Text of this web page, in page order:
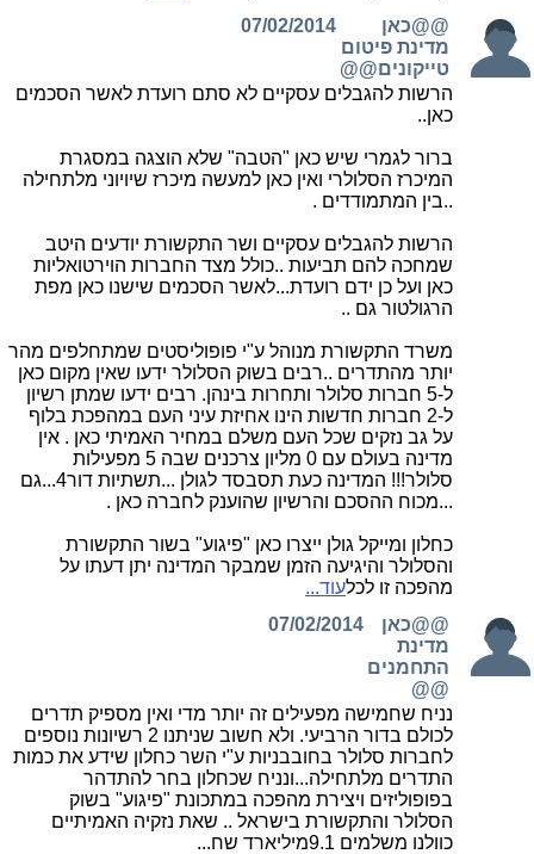
@@כאן
מדינת פיטום
טייקונים@@
07/02/2014
הרשות להגבלים עסקיים לא סתם רועדת לאשר הסכמים
כאן..
ברור לגמרי שיש כאן "הטבה" שלא הוצגה במסגרת
המיכרז הסלולרי ואין כאן למעשה מיכרז שיויוני מלתחילה
..בין המתמודדים .
הרשות להגבלים עסקיים ושר התקשורת יודעים היטב
שמחכה להם תביעות ..כולל מצד החברות הוירטואליות
כאן ועל כן ידם רועדת...לאשר הסכמים שישנו כאן מפת
הרגולטור גם ..
משרד התקשורת מנוהל ע"י פופוליסטים שמתחלפים מהר
יותר מהתדרים ..רבים בשוק הסלולר ידעו שאין מקום כאן
ל-5 חברות סלולר ותחרות בינהן. רבים ידעו שמתן רשיון
ל-2 חברות חדשות הינו אחיזת עיני העם במהפכת בלוף
על גב נזקים שכל העם משלם במחיר האמיתי כאן . אין
מדינה בעולם עם 0 מליון צרכנים שבה 5 מפעילות
סלולר!!! המדינה כעת תסבסד לגולן ...תשתיות דור4...גם
...מכוח ההסכם והרשיון שהוענק לחברה כאן .
כחלון ומייקל גולן ייצרו כאן "פיגוע" בשור התקשורת
והסלולר והיגיעה הזמן שמבקר המדינה יתן דעתו על
מהפכה זו לכלעוד...
@@כאן
מדינת
התחמנים
@@
07/02/2014
נניח שחמישה מפעילים זה יותר מדי ואין מספיק תדרים
לכולם בדור הרביעי. ולא חשוב שניתנו 2 רשיונות נוספים
לחברות סלולר בחובבניות ע"י השר כחלון שידע את כמות
התדרים מלתחילה...ונניח שכחלון בחר להתדהר
בפופוליזים ויצירת מהפכה במתכונת "פיגוע" בשוק
הסלולר והתקשורת בישראל .. שאת נזקיה האמיתיים
כוולנו משלמים 9.1מיליארד שח...